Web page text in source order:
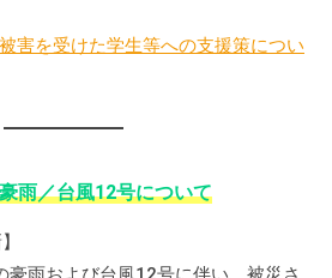
被害を受けた学生等への支援策につい
雨／台風12号について